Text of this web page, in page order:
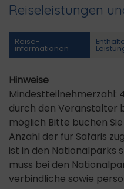
Reiseleistungen
Reise­
informationen
Hinweise
Mindestteilnehmerzahl:
durch den Veranstalter
möglich Bitte buchen
Anzahl der für Safaris
ist in den Nationalparks
muss bei den
verbindliche sowie